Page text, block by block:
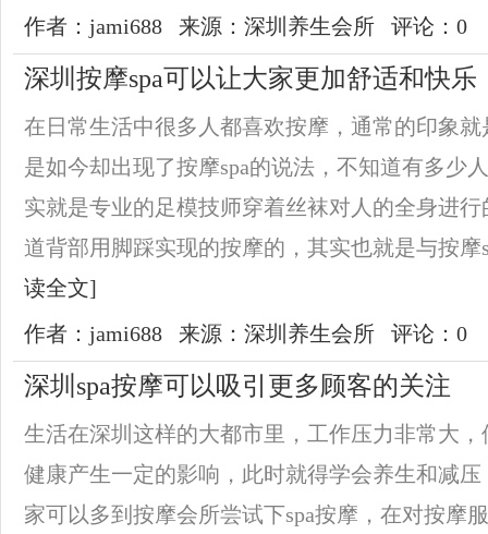
作者：jami688
来源：深圳养生会所 评论：0
深圳按摩spa可以让大家更加舒适和快乐
在日常生活中很多人都喜欢按摩，通常的印象
是如今却出现了按摩spa的说法，不知道有多少
实就是专业的足模技师穿着丝袜对人的全身进
道背部用脚踩实现的按摩的，其实也就是与按摩
读全文]
作者：jami688
来源：深圳养生会所 评论：0
深圳spa按摩可以吸引更多顾客的关注
生活在深圳这样的大都市里，工作压力非常大
健康产生一定的影响，此时就得学会养生和减
家可以多到按摩会所尝试下spa按摩，在对按摩